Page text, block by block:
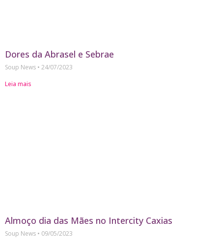
Dores da Abrasel e Sebrae
Soup News
24/07/2023
Leia mais
Almoço dia das Mães no Intercity Caxias
Soup News
09/05/2023